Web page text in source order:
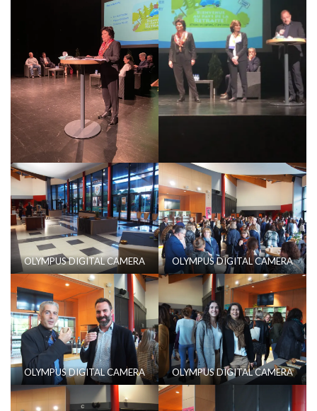
OLYMPUS DIGITAL CAMERA OLYMPUS DIGITAL CAMERA
OLYMPUS DIGITAL CAMERA OLYMPUS DIGITAL CAMERA